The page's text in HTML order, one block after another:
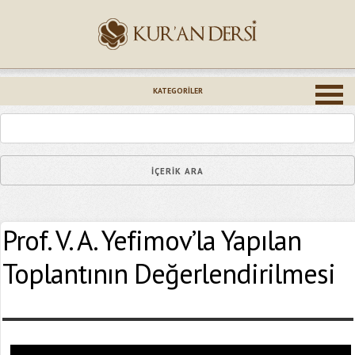
KATEGORILER
Prof. V. A. Yefimov’la Yapılan
Toplantının Değerlendirilmesi
Epostanız (*)
Yaşadığınız Hatanın Ayrıntıları